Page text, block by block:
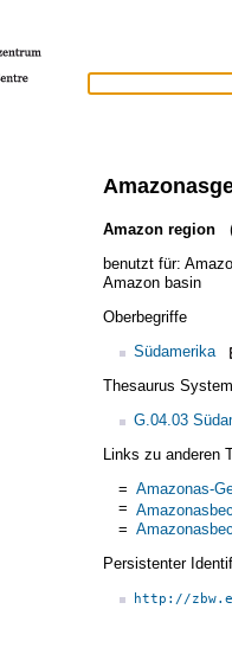
Amazon region
benutzt für:
Amazon basin
Oberbegriffe
Südamerika
Thesaurus
G.04.03
Links zu anderen
= Amazonas-
=
=
Persistenter
http://